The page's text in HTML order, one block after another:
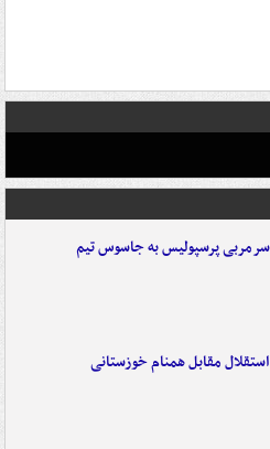
پرسپولیس به جاسوس تیم
مقابل همنام خوزستانی